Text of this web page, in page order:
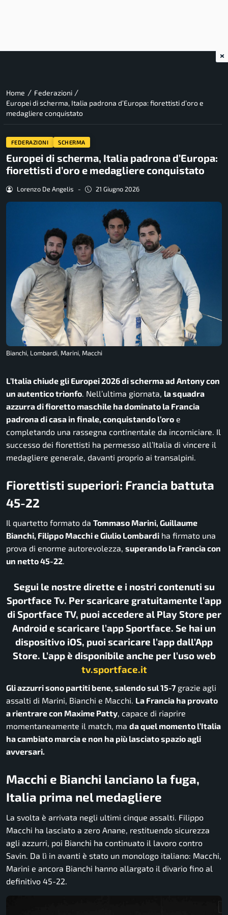
Home / Federazioni /
Europei di scherma, Italia padrona d’Europa: fiorettisti d’oro e
medagliere conquistato
FEDERAZIONI SCHERMA
Europei di scherma, Italia padrona d’Europa:
fiorettisti d’oro e medagliere conquistato
Lorenzo De Angelis - 21 Giugno 2026
Bianchi, Lombardi, Marini, Macchi
L’Italia chiude gli Europei 2026 di scherma ad Antony con
un autentico trionfo. Nell’ultima giornata, la squadra
azzurra di fioretto maschile ha dominato la Francia
padrona di casa in finale, conquistando l’oro e
completando una rassegna continentale da incorniciare. Il
successo dei fiorettisti ha permesso all’Italia di vincere il
medagliere generale, davanti proprio ai transalpini.
Fiorettisti superiori: Francia battuta
45-22
Il quartetto formato da Tommaso Marini, Guillaume
Bianchi, Filippo Macchi e Giulio Lombardi ha firmato una
prova di enorme autorevolezza, superando la Francia con
un netto 45-22.
Segui le nostre dirette e i nostri contenuti su
Sportface Tv. Per scaricare gratuitamente l’app
di Sportface TV, puoi accedere al Play Store per
Android e scaricare l’app Sportface. Se hai un
dispositivo iOS, puoi scaricare l’app dall’App
Store. L’app è disponibile anche per l’uso web
tv.sportface.it
Gli azzurri sono partiti bene, salendo sul 15-7 grazie agli
assalti di Marini, Bianchi e Macchi. La Francia ha provato
a rientrare con Maxime Patty, capace di riaprire
momentaneamente il match, ma da quel momento l’Italia
ha cambiato marcia e non ha più lasciato spazio agli
avversari.
Macchi e Bianchi lanciano la fuga,
Italia prima nel medagliere
La svolta è arrivata negli ultimi cinque assalti. Filippo
Macchi ha lasciato a zero Anane, restituendo sicurezza
agli azzurri, poi Bianchi ha continuato il lavoro contro
Savin. Da lì in avanti è stato un monologo italiano: Macchi,
Marini e ancora Bianchi hanno allargato il divario fino al
definitivo 45-22.
×